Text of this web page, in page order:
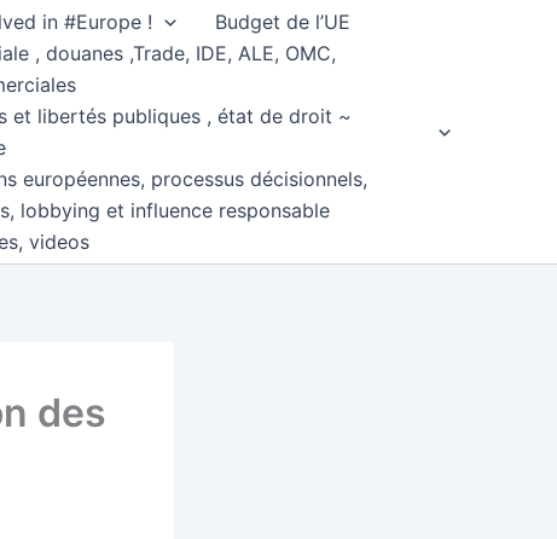
in #Europe !
Budget de l’UE
, douanes ,Trade, IDE, ALE, OMC,
et libertés publiques , état de droit ~
européennes, processus décisionnels,
lobbying et influence responsable
videos
des